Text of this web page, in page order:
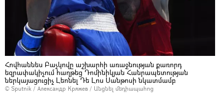
Հովհաննես Բաչկովը աշխարհի առաջնության քառորդ
եզրափակիչում հաղթեց Դոմինիկյան Հանրապետության
ներկայացուցիչ Լեոնել Դե Լոս Սանթոսի նկատմամբ
© Sputnik / Александр Кряжев / Անցնել մեդիապահոց